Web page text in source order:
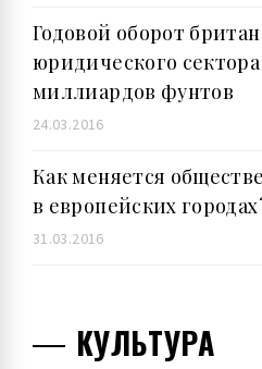
Годовой оборот
юридического сектора
миллиардов фунтов
24.03.2016
Как меняется
в европейских
31.03.2016
КУЛЬТУРА